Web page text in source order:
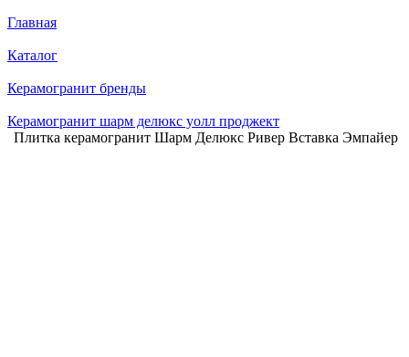
Главная
Каталог
Керамогранит бренды
Керамогранит шарм делюкс уолл проджект
Плитка керамогранит Шарм Делюкс Ривер Вставка Эмпайер